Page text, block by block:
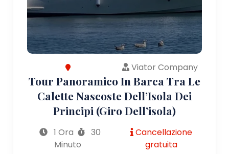
Viator Company
Tour Panoramico In Barca Tra Le
Calette Nascoste Dell’Isola Dei
Principi (giro Dell’isola)
1 Ora
30
Minuto
Cancellazione
gratuita